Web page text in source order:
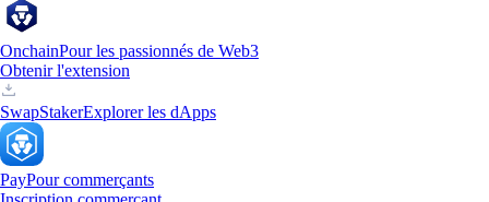
OnchainPour les passionnés de Web3
Obtenir l'extension
SwapStakerExplorer les dApps
PayPour commerçants